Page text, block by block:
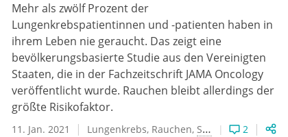
Mehr als zwölf Prozent der
Lungenkrebspatientinnen und -patienten haben in
ihrem Leben nie geraucht. Das zeigt eine
bevölkerungsbasierte Studie aus den Vereinigten
Staaten, die in der Fachzeitschrift JAMA Oncology
veröffentlicht wurde. Rauchen bleibt allerdings der
größte Risikofaktor.
11. Jan. 2021 Lungenkrebs Rauchen Suchtkrankheiten 2